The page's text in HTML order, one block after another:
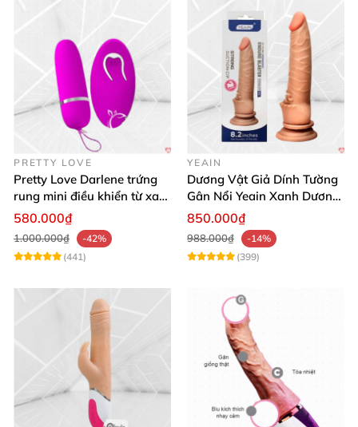
PRETTY LOVE
Pretty Love Darlene trứng
rung mini điều khiển từ xa
12 chế độ rung mạnh
580.000₫
1.000.000₫
-42%
(441)
YEAIN
Dương Vật Giả Dính Tường
Gân Nổi Yeain Xanh Dương
8.2 Siêu Thật
850.000₫
988.000₫
-14%
(399)